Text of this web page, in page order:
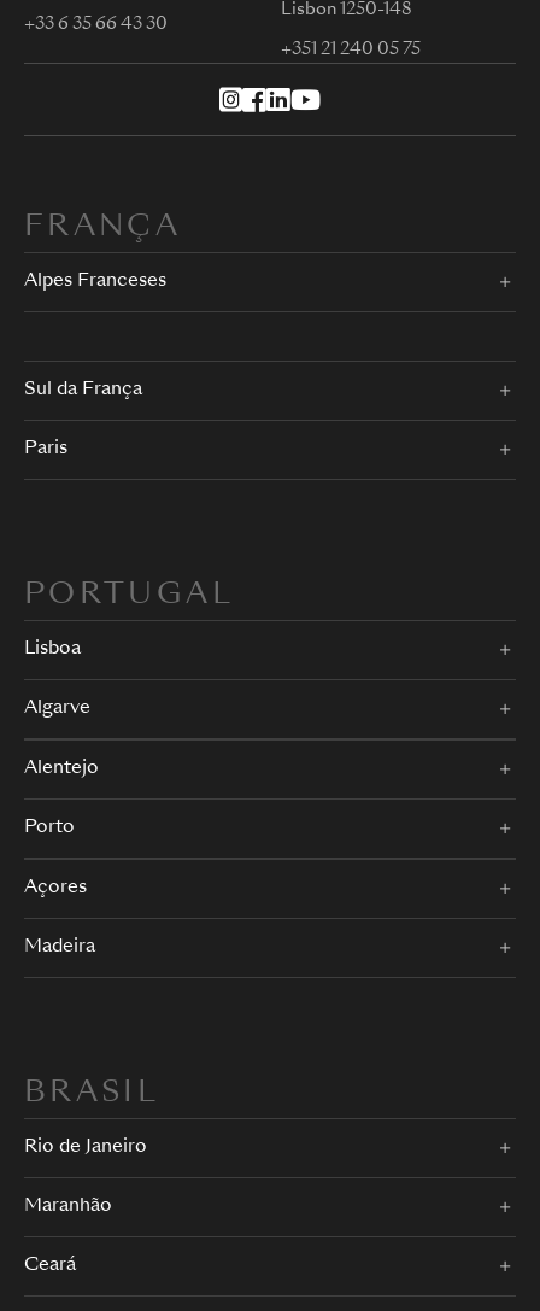
+33 6 35 66 43 30
Lisbon 1250-148
+351 21 240 05 75
FRANÇA
Alpes Franceses
Sul da França
Paris
PORTUGAL
Lisboa
Algarve
Alentejo
Porto
Açores
Madeira
BRASIL
Rio de Janeiro
Maranhão
Ceará